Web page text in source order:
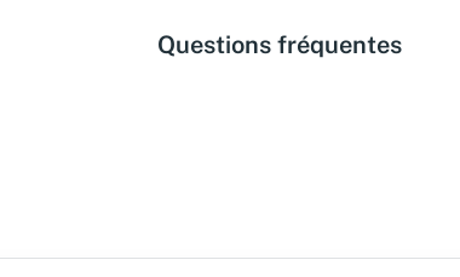
Questions fréquentes